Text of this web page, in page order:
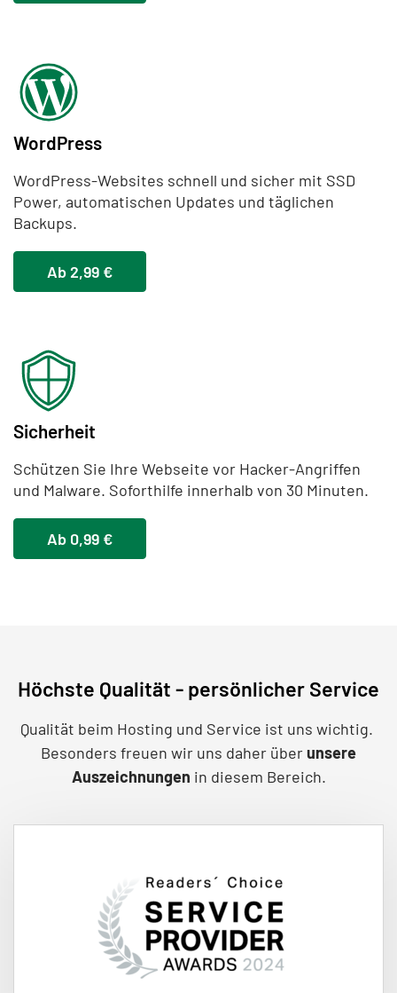
WordPress
WordPress-Websites schnell und sicher mit SSD
Power, automatischen Updates und täglichen
Backups.
Ab 2,99 €
Sicherheit
Schützen Sie Ihre Webseite vor Hacker-Angriffen
und Malware. Soforthilfe innerhalb von 30 Minuten.
Ab 0,99 €
Höchste Qualität - persönlicher Service
Qualität beim Hosting und Service ist uns wichtig.
Besonders freuen wir uns daher überunsere
Auszeichnungen in diesem Bereich.